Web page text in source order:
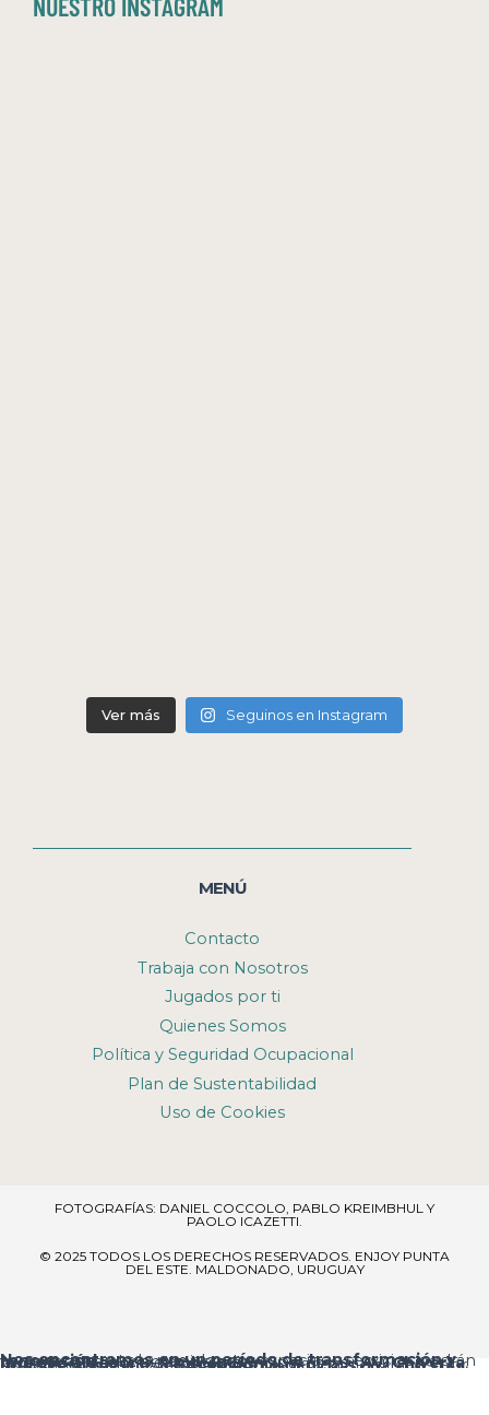
Ver más Seguinos en Instagram
MENÚ
Contacto
Trabaja con Nosotros
Jugados por ti
Quienes Somos
Política y Seguridad Ocupacional
Plan de Sustentabilidad
Uso de Cookies
FOTOGRAFÍAS: DANIEL COCCOLO, PABLO KREIMBHUL Y
PAOLO ICAZETTI.
© 2025 TODOS LOS DERECHOS RESERVADOS​. ENJOY PUNTA
DEL ESTE. MALDONADO, URUGUAY
Nos encontramos en un período de transformación y renovación
, por lo que algunos espacios y servicios podrán verse temporalmente ajustados.
Ingreso al resort:el acceso principal es porAv. Chiverta
, donde encontrarás laRecepciónal ingresar.
Agradecemos tu comprensión y te pedimos disculpas por las molestias que estas mejoras puedan ocasionar.